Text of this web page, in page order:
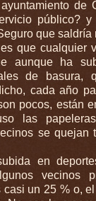
de
público?
que saldría
que cualquier
aunque ha
de basura,
cada año
pocos, están
las
se quejan
en
vecinos
casi un 25 % o,